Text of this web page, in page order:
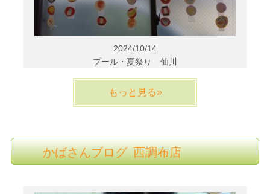
2024/10/14
プール・夏祭り 仙川
もっと見る»
かばさんブログ 西調布店